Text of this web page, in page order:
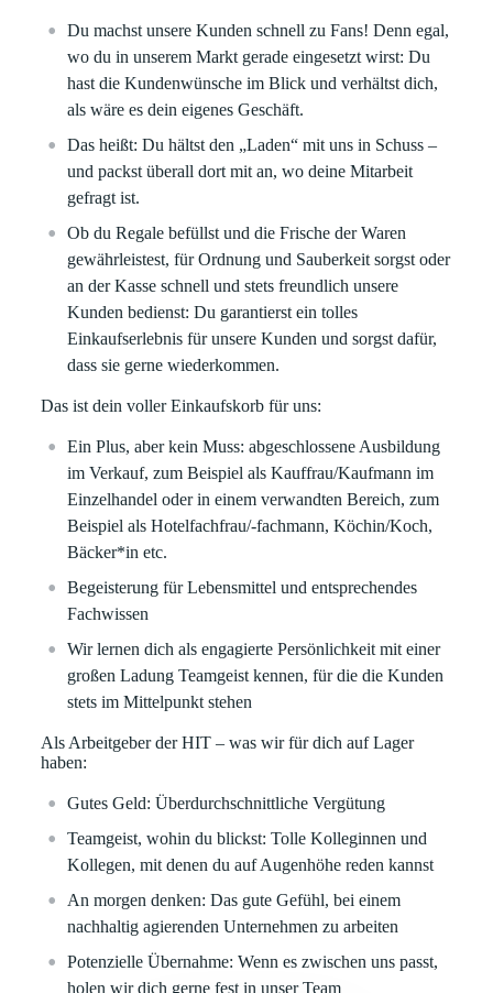
Du machst unsere Kunden schnell zu Fans! Denn egal,
wo du in unserem Markt gerade eingesetzt wirst: Du
hast die Kundenwünsche im Blick und verhältst dich,
als wäre es dein eigenes Geschäft.
Das heißt: Du hältst den „Laden“ mit uns in Schuss –
und packst überall dort mit an, wo deine Mitarbeit
gefragt ist.
Ob du Regale befüllst und die Frische der Waren
gewährleistest, für Ordnung und Sauberkeit sorgst oder
an der Kasse schnell und stets freundlich unsere
Kunden bedienst: Du garantierst ein tolles
Einkaufserlebnis für unsere Kunden und sorgst dafür,
dass sie gerne wiederkommen.
Das ist dein voller Einkaufskorb für uns:
Ein Plus, aber kein Muss: abgeschlossene Ausbildung
im Verkauf, zum Beispiel als Kauffrau/Kaufmann im
Einzelhandel oder in einem verwandten Bereich, zum
Beispiel als Hotelfachfrau/-fachmann, Köchin/Koch,
Bäcker*in etc.
Begeisterung für Lebensmittel und entsprechendes
Fachwissen
Wir lernen dich als engagierte Persönlichkeit mit einer
großen Ladung Teamgeist kennen, für die die Kunden
stets im Mittelpunkt stehen
Als Arbeitgeber der HIT – was wir für dich auf Lager
haben:
Gutes Geld: Überdurchschnittliche Vergütung
Teamgeist, wohin du blickst: Tolle Kolleginnen und
Kollegen, mit denen du auf Augenhöhe reden kannst
An morgen denken: Das gute Gefühl, bei einem
nachhaltig agierenden Unternehmen zu arbeiten
Potenzielle Übernahme: Wenn es zwischen uns passt,
holen wir dich gerne fest in unser Team